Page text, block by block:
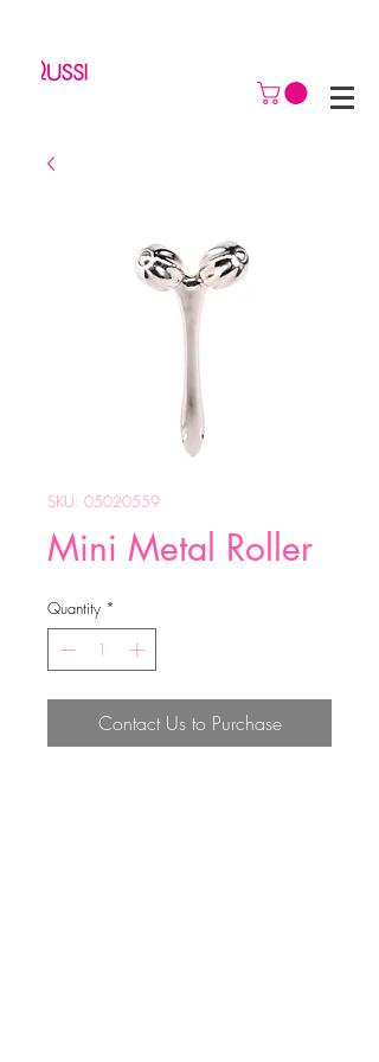
SKU: 05020559
Mini Metal Roller
Quantity *
Contact Us to Purchase